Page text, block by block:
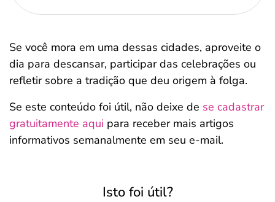
Se você mora em uma dessas cidades, aproveite o
dia para descansar, participar das celebrações ou
refletir sobre a tradição que deu origem à folga.
Se este conteúdo foi útil, não deixe de se cadastrar
gratuitamente aqui para receber mais artigos
informativos semanalmente em seu e-mail.
Isto foi útil?